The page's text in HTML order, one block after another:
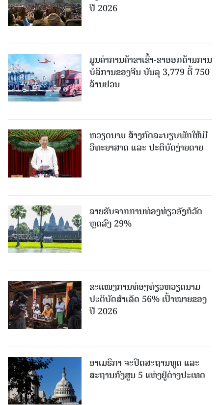
ປີ 2026
ມູນຄ່າການຄ້າຂາເຂົ້າ-ຂາອອກດ້ານການ
ບໍລິການຂອງຈີນ ບັນລຸ 3,779 ຕື້ 750
ລ້ານຢວນ
ຫວຽດນາມ ສ້າງກົດລະບຽບພັກໃຫ້ມີ
ວິທະຍາສາດ ແລະ ປະຕິບັດງ່າຍດາຍ
ລາຍຮັບຈາກການທ່ອງທ່ຽວອັງກໍວັດ
ຫຼດລົງ 29%
ຂະ​ແໜງ​ການ​ທ່ອງ​ທ່ຽວຫວຽດນາມ ​
ປະ​ຕິ​ບັດ​ສຳ​ເລັດ 56% ເປົ້າ​ໝາຍຂອງ
ປີ 2026
ອາເມຣິກາ ຈະປິດສະຖານທູດ ແ​ລະ
ສະຖານກົງສູນ 5 ແຫ່ງ​ຢູ່​ຕ່າງ​ປະ​ເທດ